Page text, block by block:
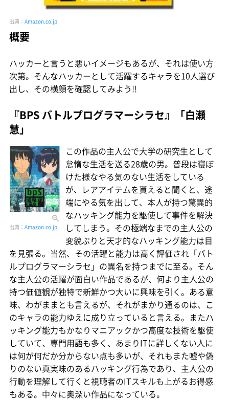
出典： Amazon.co.jp
概要
ハッカーと言うと悪いイメージもあるが、それは使い方
次第。そんなハッカーとして活躍するキャラを10人選び
出し、その横顔を確認してみよう!!
『BPS バトルプログラマーシラセ』「白瀬
慧」
出典： Amazon.co.jp
この作品の主人公で大学の研究生として
怠惰な生活を送る28歳の男。普段は寝ぼ
けた様なやる気のない生活をしている
が、レアアイテムを貰えると聞くと、途
端にやる気を出して、本人が持つ驚異的
なハッキング能力を駆使して事件を解決
してしまう。その極端なまでの主人公の
変貌ぶりと天才的なハッキング能力は目
を見張る。当然、その活躍と能力は高く評価され「バト
ルプログラマーシラセ」の異名を持つまでに至る。そん
な主人公の活躍が面白い作品であるが、何より主人公の
持つ価値観が独特で新鮮かつ大いに興味を引く。ある意
味、わがままとも言えるが、それがまかり通るのは、こ
のキャラの能力ゆえに成り立っていると言える。またハ
ッキング能力もかなりマニアックかつ高度な技術を駆使
していて、専門用語も多く、あまりITに詳しくない人に
は何が何だか分からない点も多いが、それもまた嘘や偽
りのない真実味のあるハッキング行為であり、主人公の
行動を理解して行くと視聴者のITスキルも上がるお得感
もある。中々に奥深い作品になっている。